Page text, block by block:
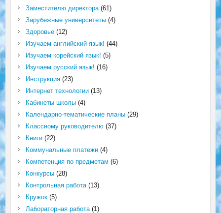
Заместителю директора(61)
Зарубежные университеты(4)
Здоровье(12)
Изучаем английский язык! (44)
Изучаем корейский язык! (5)
Изучаем русский язык! (16)
Инструкция(23)
Интернет технологии(13)
Кабинеты школы(4)
Календарно-тематические планы(29)
Классному руководителю(37)
Книги(22)
Коммунальные платежи(4)
Компетенция по предметам (6)
Конкурсы(28)
Контрольная работа(13)
Кружок(5)
Лабораторная работа(1)